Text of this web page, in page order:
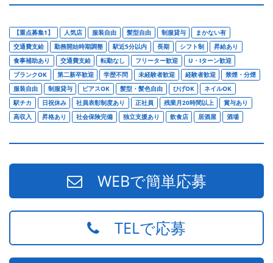
【重点募集1】 人気店 服装自由 髪型自由 制服貸与
まかない有
交通費支給
勤務開始時期調整 駅近5分以内 長期 シフト制
昇給あり
食事補助あり
交通費支給 転勤なし フリーター歓迎
U・Iターン歓迎
ブランクOK
第二新卒歓迎 学歴不問 未経験者歓迎 経験者歓迎
禁煙・分煙
服装自由
制服貸与 ピアスOK 髪型・髪色自由 ひげOK
ネイルOK
駅チカ
日祝休み 社員表彰制度あり 正社員 残業月20時間以上
賞与あり
高収入
昇格あり 社会保険完備 独立支援あり 飲食店 居酒屋 酒場
WEBで簡単応募
TELで応募